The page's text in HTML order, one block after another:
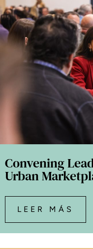
Convening
Urban
LEER MÁS